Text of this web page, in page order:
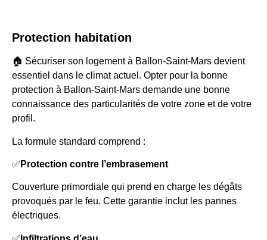
Protection habitation
🏠 Sécuriser son logement à Ballon-Saint-Mars devient
essentiel dans le climat actuel. Opter pour la bonne
protection à Ballon-Saint-Mars demande une bonne
connaissance des particularités de votre zone et de votre
profil.
La formule standard comprend :
✅ Protection contre l’embrasement
Couverture primordiale qui prend en charge les dégâts
provoqués par le feu. Cette garantie inclut les pannes
électriques.